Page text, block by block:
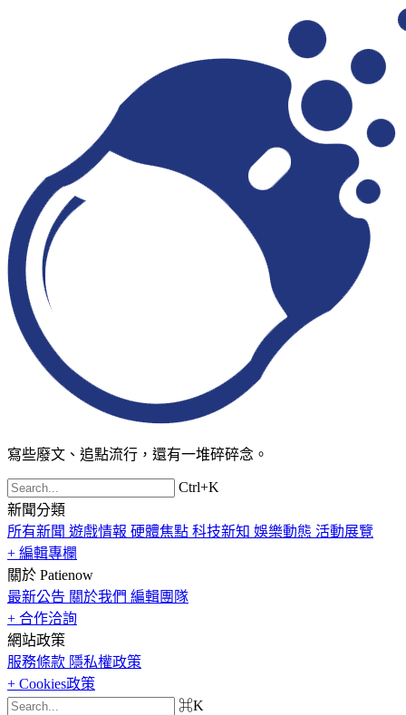
寫些廢文、追點流行，還有一堆碎碎念。
Ctrl+K
新聞分類
所有新聞 遊戲情報 硬體焦點 科技新知 娛樂動態 活動展覽
+ 編輯專欄
關於 Patienow
最新公告 關於我們 編輯團隊
+ 合作洽詢
網站政策
服務條款 隱私權政策
+ Cookies政策
⌘K